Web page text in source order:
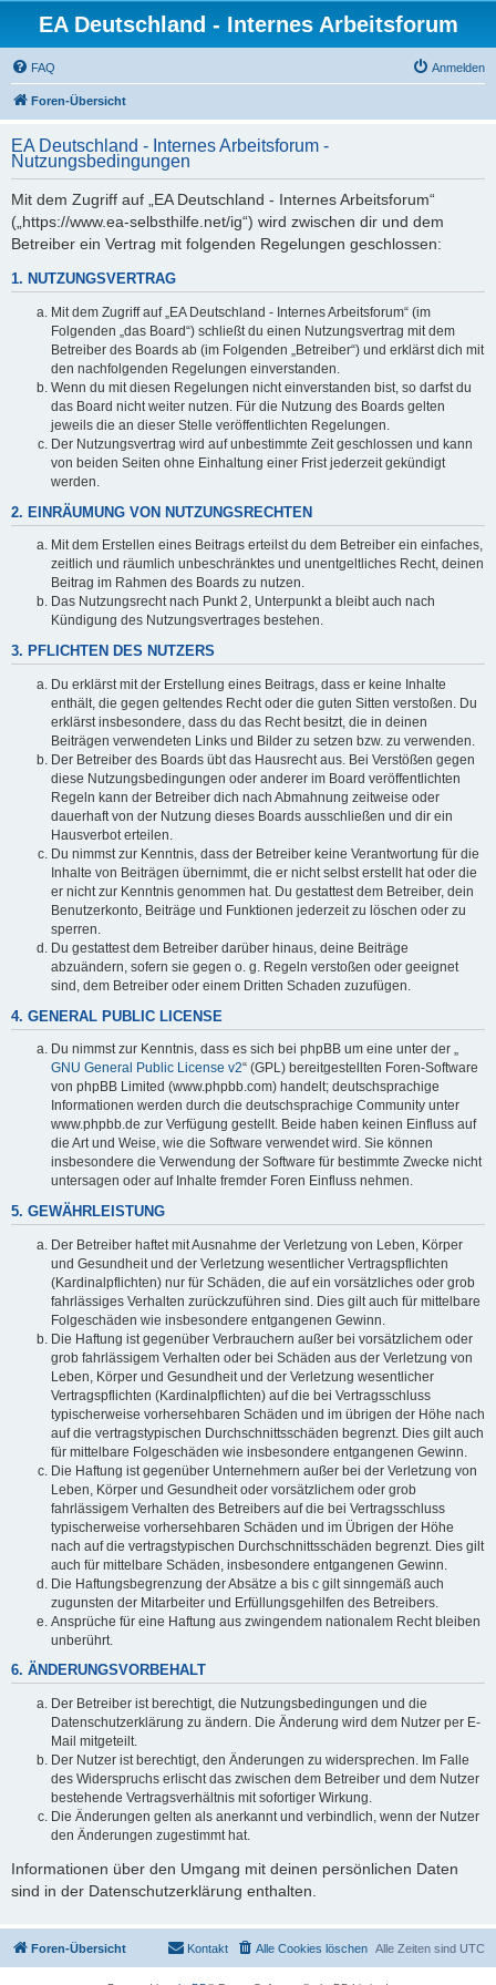
EA Deutschland - Internes Arbeitsforum
FAQ Anmelden
Foren-Übersicht
EA Deutschland - Internes Arbeitsforum -
Nutzungsbedingungen
Mit dem Zugriff auf „EA Deutschland - Internes Arbeitsforum“
(„https://www.ea-selbsthilfe.net/ig“) wird zwischen dir und dem
Betreiber ein Vertrag mit folgenden Regelungen geschlossen:
1. NUTZUNGSVERTRAG
Mit dem Zugriff auf „EA Deutschland - Internes Arbeitsforum“ (im
Folgenden „das Board“) schließt du einen Nutzungsvertrag mit dem
Betreiber des Boards ab (im Folgenden „Betreiber“) und erklärst dich mit
den nachfolgenden Regelungen einverstanden.
Wenn du mit diesen Regelungen nicht einverstanden bist, so darfst du
das Board nicht weiter nutzen. Für die Nutzung des Boards gelten
jeweils die an dieser Stelle veröffentlichten Regelungen.
Der Nutzungsvertrag wird auf unbestimmte Zeit geschlossen und kann
von beiden Seiten ohne Einhaltung einer Frist jederzeit gekündigt
werden.
2. EINRÄUMUNG VON NUTZUNGSRECHTEN
Mit dem Erstellen eines Beitrags erteilst du dem Betreiber ein einfaches,
zeitlich und räumlich unbeschränktes und unentgeltliches Recht, deinen
Beitrag im Rahmen des Boards zu nutzen.
Das Nutzungsrecht nach Punkt 2, Unterpunkt a bleibt auch nach
Kündigung des Nutzungsvertrages bestehen.
3. PFLICHTEN DES NUTZERS
Du erklärst mit der Erstellung eines Beitrags, dass er keine Inhalte
enthält, die gegen geltendes Recht oder die guten Sitten verstoßen. Du
erklärst insbesondere, dass du das Recht besitzt, die in deinen
Beiträgen verwendeten Links und Bilder zu setzen bzw. zu verwenden.
Der Betreiber des Boards übt das Hausrecht aus. Bei Verstößen gegen
diese Nutzungsbedingungen oder anderer im Board veröffentlichten
Regeln kann der Betreiber dich nach Abmahnung zeitweise oder
dauerhaft von der Nutzung dieses Boards ausschließen und dir ein
Hausverbot erteilen.
Du nimmst zur Kenntnis, dass der Betreiber keine Verantwortung für die
Inhalte von Beiträgen übernimmt, die er nicht selbst erstellt hat oder die
er nicht zur Kenntnis genommen hat. Du gestattest dem Betreiber, dein
Benutzerkonto, Beiträge und Funktionen jederzeit zu löschen oder zu
sperren.
Du gestattest dem Betreiber darüber hinaus, deine Beiträge
abzuändern, sofern sie gegen o. g. Regeln verstoßen oder geeignet
sind, dem Betreiber oder einem Dritten Schaden zuzufügen.
4. GENERAL PUBLIC LICENSE
Du nimmst zur Kenntnis, dass es sich bei phpBB um eine unter der „
GNU General Public License v2“ (GPL) bereitgestellten Foren-Software
von phpBB Limited (www.phpbb.com) handelt; deutschsprachige
Informationen werden durch die deutschsprachige Community unter
www.phpbb.de zur Verfügung gestellt. Beide haben keinen Einfluss auf
die Art und Weise, wie die Software verwendet wird. Sie können
insbesondere die Verwendung der Software für bestimmte Zwecke nicht
untersagen oder auf Inhalte fremder Foren Einfluss nehmen.
5. GEWÄHRLEISTUNG
Der Betreiber haftet mit Ausnahme der Verletzung von Leben, Körper
und Gesundheit und der Verletzung wesentlicher Vertragspflichten
(Kardinalpflichten) nur für Schäden, die auf ein vorsätzliches oder grob
fahrlässiges Verhalten zurückzuführen sind. Dies gilt auch für mittelbare
Folgeschäden wie insbesondere entgangenen Gewinn.
Die Haftung ist gegenüber Verbrauchern außer bei vorsätzlichem oder
grob fahrlässigem Verhalten oder bei Schäden aus der Verletzung von
Leben, Körper und Gesundheit und der Verletzung wesentlicher
Vertragspflichten (Kardinalpflichten) auf die bei Vertragsschluss
typischerweise vorhersehbaren Schäden und im übrigen der Höhe nach
auf die vertragstypischen Durchschnittsschäden begrenzt. Dies gilt auch
für mittelbare Folgeschäden wie insbesondere entgangenen Gewinn.
Die Haftung ist gegenüber Unternehmern außer bei der Verletzung von
Leben, Körper und Gesundheit oder vorsätzlichem oder grob
fahrlässigem Verhalten des Betreibers auf die bei Vertragsschluss
typischerweise vorhersehbaren Schäden und im Übrigen der Höhe
nach auf die vertragstypischen Durchschnittsschäden begrenzt. Dies gilt
auch für mittelbare Schäden, insbesondere entgangenen Gewinn.
Die Haftungsbegrenzung der Absätze a bis c gilt sinngemäß auch
zugunsten der Mitarbeiter und Erfüllungsgehilfen des Betreibers.
Ansprüche für eine Haftung aus zwingendem nationalem Recht bleiben
unberührt.
6. ÄNDERUNGSVORBEHALT
Der Betreiber ist berechtigt, die Nutzungsbedingungen und die
Datenschutzerklärung zu ändern. Die Änderung wird dem Nutzer per E-
Mail mitgeteilt.
Der Nutzer ist berechtigt, den Änderungen zu widersprechen. Im Falle
des Widerspruchs erlischt das zwischen dem Betreiber und dem Nutzer
bestehende Vertragsverhältnis mit sofortiger Wirkung.
Die Änderungen gelten als anerkannt und verbindlich, wenn der Nutzer
den Änderungen zugestimmt hat.
Informationen über den Umgang mit deinen persönlichen Daten
sind in der Datenschutzerklärung enthalten.
Foren-Übersicht Alle Zeiten sind UTC
Alle Cookies löschen
Kontakt